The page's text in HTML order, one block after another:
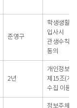
준영구
학생생활관
입사시
관생수칙에
동의
2년
개인정보보
제15조(개
수집 이용)
정보주체의